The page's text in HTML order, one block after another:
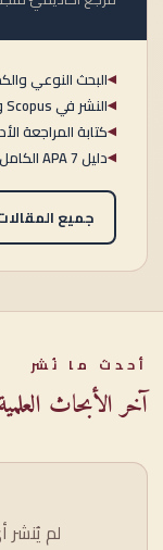
◀البحث النوعي
◀النشر في Scopus وGoogle Scholar
◀كتابة المراجعة
◀دليل APA 7 الكامل بالعربية
جميع
أحدث ما نُشر
آخر الأبحاث
لم